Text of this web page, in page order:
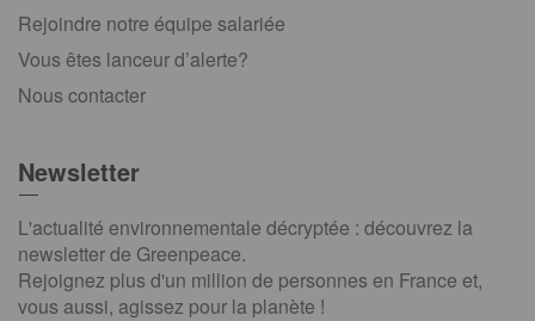
Rejoindre notre équipe salariée
Vous êtes lanceur d’alerte?
Nous contacter
Newsletter
L'actualité environnementale décryptée : découvrez la
newsletter de Greenpeace.
Rejoignez plus d'un million de personnes en France et,
vous aussi, agissez pour la planète !